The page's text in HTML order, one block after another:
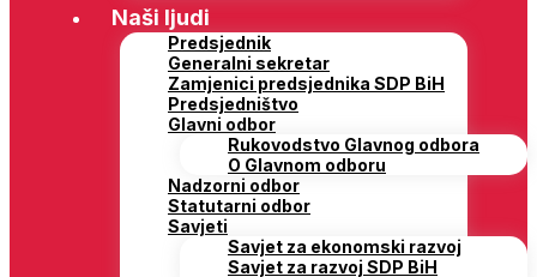
Naši ljudi
Predsjednik
Generalni sekretar
Zamjenici predsjednika SDP BiH
Predsjedništvo
Glavni odbor
Rukovodstvo Glavnog odbora
O Glavnom odboru
Nadzorni odbor
Statutarni odbor
Savjeti
Savjet za ekonomski razvoj
Savjet za razvoj SDP BiH